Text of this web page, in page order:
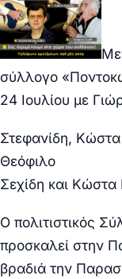
σύλλογο
24 Ιουλίου με
Στεφανίδη,
Θεόφιλο
Σεχίδη και Κώστα
Ο πολιτιστικός
προσκαλεί στην
βραδιά την